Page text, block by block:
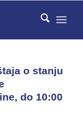
o stanju
do 10:00